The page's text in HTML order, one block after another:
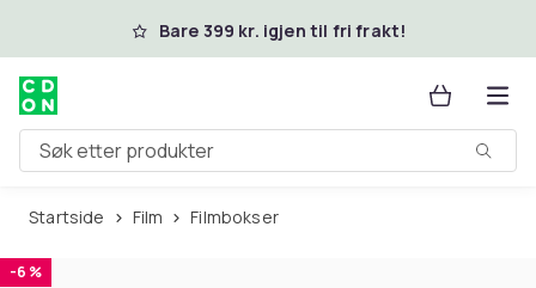
Hopp til hovedinnholdBare 399 kr. igjen til fri frakt!
Søk etter produkter
Startside Film Filmbokser
-6 %